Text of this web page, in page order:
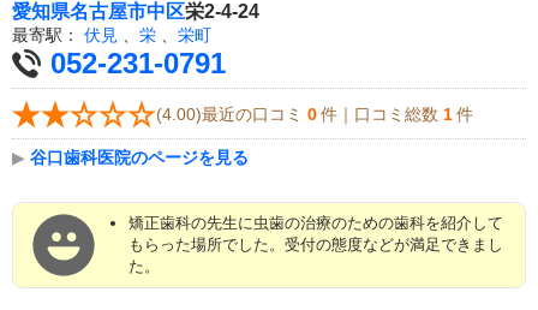
愛知県名古屋市中区栄2-4-24
最寄駅： 伏見 、 栄 、 栄町
052-231-0791
(4.00)最近の口コミ 0 件｜口コミ総数 1 件
▶ 谷口歯科医院のページを見る
矯正歯科の先生に虫歯の治療のための歯科を紹介して
もらった場所でした。受付の態度などが満足できまし
た。